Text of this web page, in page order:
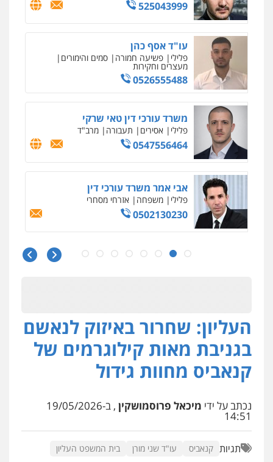
0523379525
עו"ד אליה חן ברק
פלילי פשיעה חמורה ליווי וייצוג בחקירות
ומעצרים אסירים נוער
0525914163
עו"ד שאדי נאטור
פלילי פשיעה חמורה מעצרים וחקירות
0509230800
גיל דביר – משרד עורכי דין
פלילי פשיעה כלכלית צווארון לבן
0506217771
עו"ד אריה פטר
משרד עורכי דין פארס פלאח
פלילי צבאי צווארון לבן והונאה ביטוח לאומי
0549911449
פלילי עורכי דין לענייני אסירים פשיעה
חמורה מעצרים וחקירות
העליון: שחרור באיזוק לנאשם
בגניבת מאות קילוגרמים של
קנאביס מחוות גידול
נכתב על ידי מיכאל פרוסמושקין , ב-19/05/2026
14:51
תגיות קנאביס עו"ד שני מורן
בית המשפט העליון